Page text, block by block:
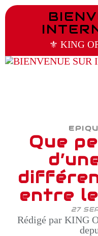
⚜️ KING
Que
entre
27
Rédigé par KING